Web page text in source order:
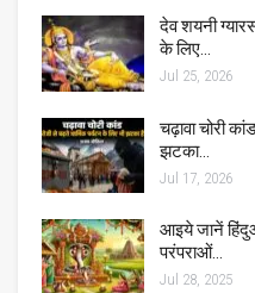
देव शयनी
के लिए…
Jul 25, 2026
चढ़ावा चोरी
झटका…
Jul 17, 2026
आइये जानें हिंदुओं
परंपराओं…
Jul 28, 2025